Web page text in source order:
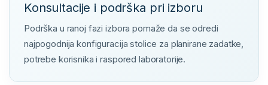
Konsultacije i podrška pri izboru
Podrška u ranoj fazi izbora pomaže da se odredi
najpogodnija konfiguracija stolice za planirane zadatke,
potrebe korisnika i raspored laboratorije.